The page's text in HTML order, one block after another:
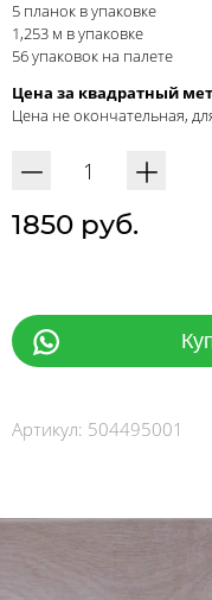
5 планок в упаковке
1,253 м в упаковке
56 упаковок на палете
Цена за квадратный
Цена не окончательная,
1850 руб.
Артикул: 504495001